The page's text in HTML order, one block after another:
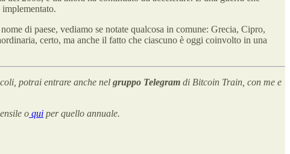
di paese, vediamo se notate qualcosa in comune: Grecia, Cipro,
certo, ma anche il fatto che ciascuno è oggi coinvolto in una
potrai entrare anche nel gruppo Telegram di Bitcoin Train, con me e
o qui per quello annuale.